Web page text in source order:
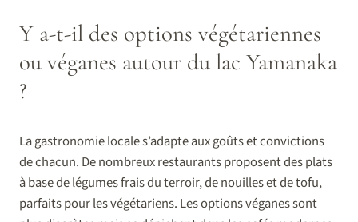
Y a-t-il des options végétariennes
ou véganes autour du lac Yamanaka
?
La gastronomie locale s’adapte aux goûts et convictions
de chacun. De nombreux restaurants proposent des plats
à base de légumes frais du terroir, de nouilles et de tofu,
parfaits pour les végétariens. Les options véganes sont